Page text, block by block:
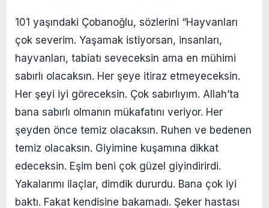
101 yaşındaki Çobanoğlu, sözlerini “Hayvanları
çok severim. Yaşamak istiyorsan, insanları,
hayvanları, tabiatı seveceksin ama en mühimi
sabırlı olacaksın. Her şeye itiraz etmeyeceksin.
Her şeyi iyi göreceksin. Çok sabırlıyım. Allah’ta
bana sabırlı olmanın mükafatını veriyor. Her
şeyden önce temiz olacaksın. Ruhen ve bedenen
temiz olacaksın. Giyimine kuşamına dikkat
edeceksin. Eşim beni çok güzel giyindirirdi.
Yakalarımı ilaçlar, dimdik dururdu. Bana çok iyi
baktı. Fakat kendisine bakamadı. Şeker hastası